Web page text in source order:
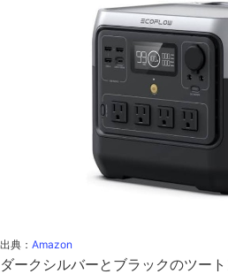
出典： Amazon
ダークシルバーとブラックのツー